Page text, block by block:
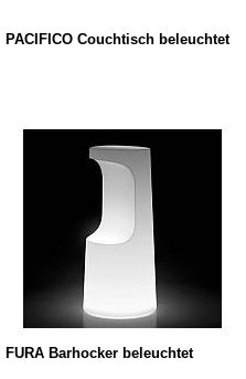
PACIFICO Couchtisch beleuchtet
FURA Barhocker beleuchtet